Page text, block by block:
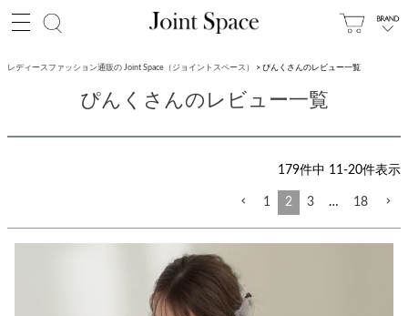
レディースファッション通販の Joint Space（ジョイントスペース） ぴんくさんのレビュー一覧
ぴんくさんのレビュー一覧
179件中 11-20件表示
1 2 3 … 18